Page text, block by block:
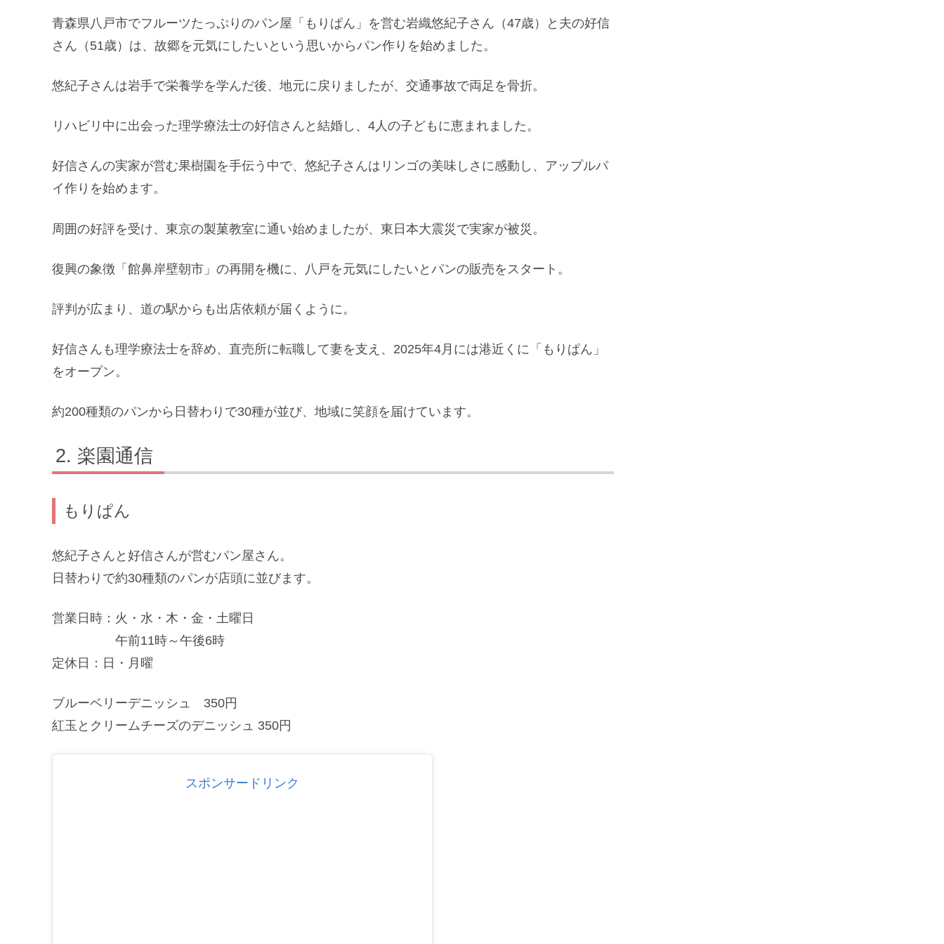
青森県八戸市でフルーツたっぷりのパン屋「もりぱん」を営む岩織悠紀子さん（47歳）と夫の好信
さん（51歳）は、故郷を元気にしたいという思いからパン作りを始めました。
悠紀子さんは岩手で栄養学を学んだ後、地元に戻りましたが、交通事故で両足を骨折。
リハビリ中に出会った理学療法士の好信さんと結婚し、4人の子どもに恵まれました。
好信さんの実家が営む果樹園を手伝う中で、悠紀子さんはリンゴの美味しさに感動し、アップルパ
イ作りを始めます。
周囲の好評を受け、東京の製菓教室に通い始めましたが、東日本大震災で実家が被災。
復興の象徴「館鼻岸壁朝市」の再開を機に、八戸を元気にしたいとパンの販売をスタート。
評判が広まり、道の駅からも出店依頼が届くように。
好信さんも理学療法士を辞め、直売所に転職して妻を支え、2025年4月には港近くに「もりぱん」
をオープン。
約200種類のパンから日替わりで30種が並び、地域に笑顔を届けています。
楽園通信
もりぱん
悠紀子さんと好信さんが営むパン屋さん。
日替わりで約30種類のパンが店頭に並びます。
営業日時：火・水・木・金・土曜日
午前11時～午後6時
定休日：日・月曜
ブルーベリーデニッシュ 350円
紅玉とクリームチーズのデニッシュ 350円
スポンサードリンク